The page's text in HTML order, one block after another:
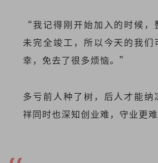
“我记得刚开始加入的时候，
未完全竣工，所以今天的我们
幸，免去了很多烦恼。”
多亏前人种了树，后人才能纳
祥同时也深知创业难，守业更难